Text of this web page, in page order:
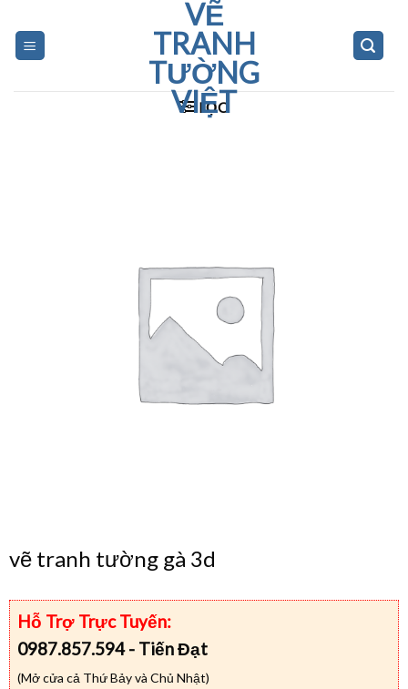
content
VẼ
TRANH
TƯỜNG
VIỆT
LỌC
vẽ tranh tường gà 3d
Hỗ Trợ Trực Tuyến:
0987.857.594 - Tiến Đạt
(Mở cửa cả Thứ Bảy và Chủ Nhật)